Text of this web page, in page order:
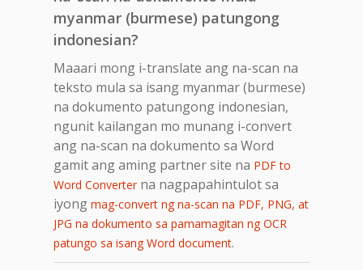
myanmar (burmese) patungong
indonesian?
Maaari mong i-translate ang na-scan na
teksto mula sa isang myanmar (burmese)
na dokumento patungong indonesian,
ngunit kailangan mo munang i-convert
ang na-scan na dokumento sa Word
gamit ang aming partner site na PDF to
Word Converterna nagpapahintulot sa
iyong mag-convert ng na-scan na PDF, PNG, at
JPG na dokumento sa pamamagitan ng OCR
patungo sa isang Word document.